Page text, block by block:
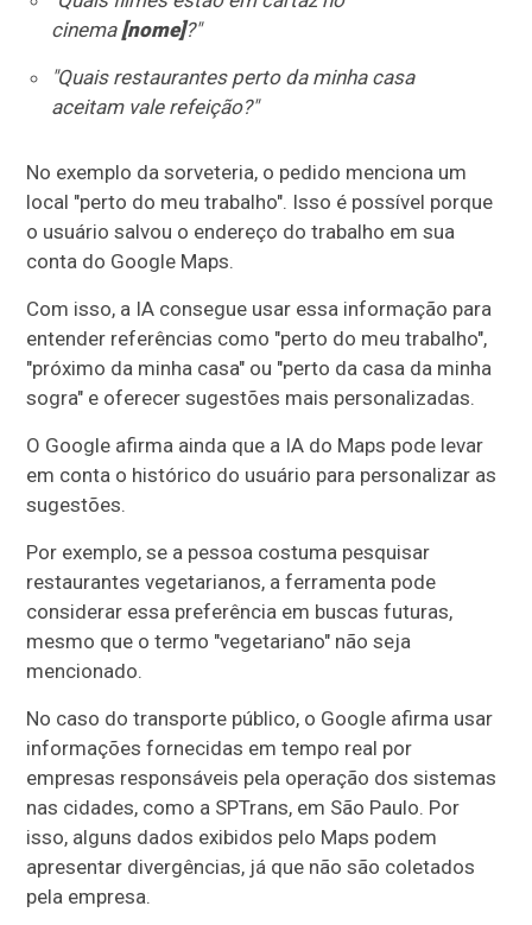
cinema [nome]?"
"Quais restaurantes perto da minha casa
aceitam vale refeição?"
No exemplo da sorveteria, o pedido menciona um
local "perto do meu trabalho". Isso é possível porque
o usuário salvou o endereço do trabalho em sua
conta do Google Maps.
Com isso, a IA consegue usar essa informação para
entender referências como "perto do meu trabalho",
"próximo da minha casa" ou "perto da casa da minha
sogra" e oferecer sugestões mais personalizadas.
O Google afirma ainda que a IA do Maps pode levar
em conta o histórico do usuário para personalizar as
sugestões.
Por exemplo, se a pessoa costuma pesquisar
restaurantes vegetarianos, a ferramenta pode
considerar essa preferência em buscas futuras,
mesmo que o termo "vegetariano" não seja
mencionado.
No caso do transporte público, o Google afirma usar
informações fornecidas em tempo real por
empresas responsáveis pela operação dos sistemas
nas cidades, como a SPTrans, em São Paulo. Por
isso, alguns dados exibidos pelo Maps podem
apresentar divergências, já que não são coletados
pela empresa.